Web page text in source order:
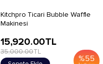
Kitchpro Ticari Bubble Waffle
Makinesi
%55
15,920.00TL
35,000.00TL